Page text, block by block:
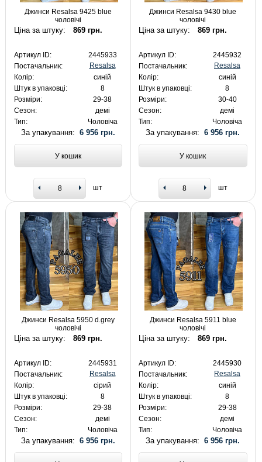
Джинси Resalsa 9425 blue
чоловічі
Ціна за штуку: 869 грн.
Артикул ID:
2445933
Постачальник:
Resalsa
Колір:
синій
Штук в упаковці:
8
Розміри:
29-38
Сезон:
демі
Тип:
Чоловіча
За упакування: 6 956 грн.
У кошик
шт
Джинси Resalsa 9430 blue
чоловічі
Ціна за штуку: 869 грн.
Артикул ID:
2445932
Постачальник:
Resalsa
Колір:
синій
Штук в упаковці:
8
Розміри:
30-40
Сезон:
демі
Тип:
Чоловіча
За упакування:6 956 грн.
У кошик
шт
Джинси Resalsa 5950 d.grey
чоловічі
Ціна за штуку: 869 грн.
Артикул ID:
2445931
Постачальник:
Resalsa
Колір:
сірий
Штук в упаковці:
8
Розміри:
29-38
Сезон:
демі
Тип:
Чоловіча
За упакування: 6 956 грн.
Джинси Resalsa 5911 blue
чоловічі
Ціна за штуку: 869 грн.
Артикул ID:
2445930
Постачальник:
Resalsa
Колір:
синій
Штук в упаковці:
8
Розміри:
29-38
Сезон:
демі
Тип:
Чоловіча
За упакування:6 956 грн.